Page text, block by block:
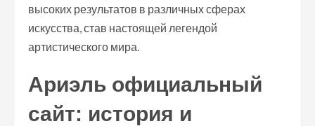
высоких результатов в различных сферах
искусства, став настоящей легендой
артистического мира.
Ариэль официальный
сайт: история и